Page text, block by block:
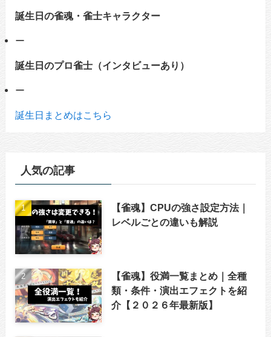
誕生日の雀魂・雀士キャラクター
ー
誕生日のプロ雀士（インタビューあり）
ー
誕生日まとめはこちら
人気の記事
【雀魂】CPUの強さ設定方法｜
レベルごとの違いも解説
【雀魂】役満一覧まとめ｜全種
類・条件・演出エフェクトを紹
介【２０２６年最新版】